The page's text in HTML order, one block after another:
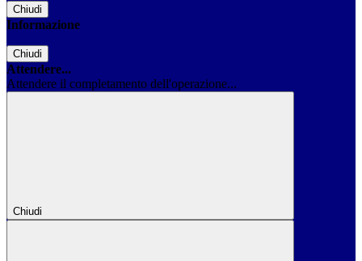
Chiudi
Informazione
Chiudi
Attendere...
Attendere il completamento dell'operazione...
Chiudi